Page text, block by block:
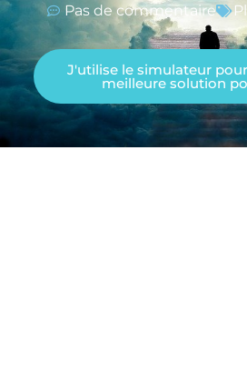
Pas de commentaire
J'utilise le simulateur
meilleure solution